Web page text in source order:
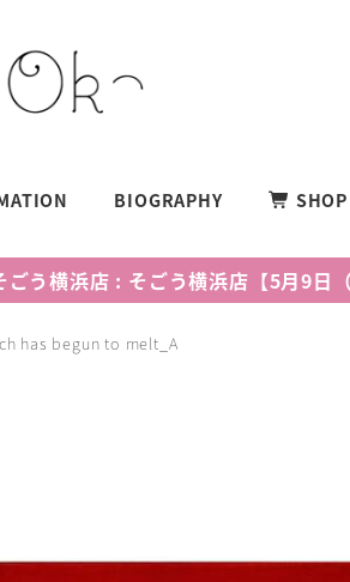
BIOGRAPHY SHOP
う横浜店 : そごう横浜店【5月9日
has begun to melt_A